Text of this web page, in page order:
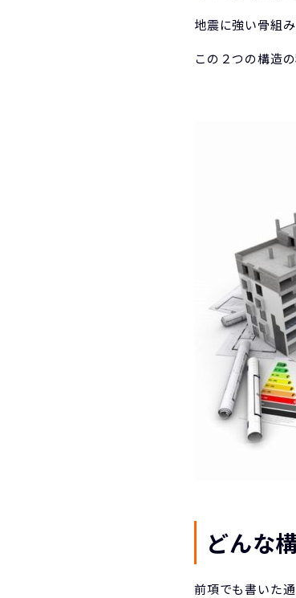
地震に強い骨組
この２つの構造
どんな
前項でも書いた